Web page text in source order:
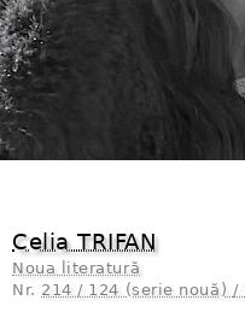
Celia TRIFAN
Noua literatură
Nr. 214 / 124 (serie nouă) /